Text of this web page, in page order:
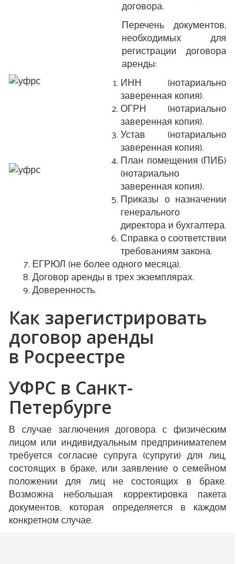
договора.
Перечень документов,
необходимых для
регистрации договора
аренды:
ИНН (нотариально
заверенная копия).
ОГРН (нотариально
заверенная копия).
Устав (нотариально
заверенная копия).
План помещения (ПИБ)
(нотариально
заверенная копия).
Приказы о назначении
генерального
директора и бухгалтера.
Справка о соответствии
требованиям закона.
ЕГРЮЛ (не более одного месяца).
Договор аренды в трех экземплярах.
Доверенность.
Как зарегистрировать
договор аренды
в Росреестре
УФРС в Санкт-
Петербурге
В случае заглючения договора с физическим
лицом или индивидуальным предпринимателем
требуется согласие супруга (супруги) для лиц,
состоящих в браке, или заявление о семейном
положении для лиц не состоящих в браке.
Возможна небольшая корректировка пакета
документов, которая определяется в каждом
конкретном случае.